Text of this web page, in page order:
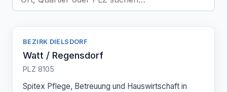
BEZIRK DIELSDORF
Watt / Regensdorf
PLZ 8105
Spitex Pflege, Betreuung und Hauswirtschaft in